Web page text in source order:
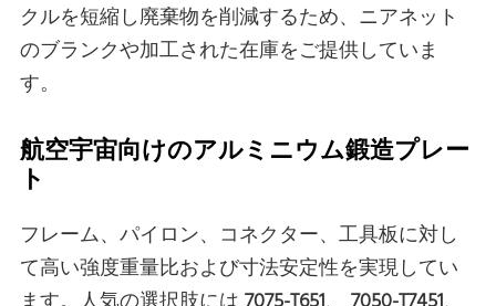
クルを短縮し廃棄物を削減するため、ニアネット
のブランクや加工された在庫をご提供していま
す。
航空宇宙向けのアルミニウム鍛造プレー
ト
フレーム、パイロン、コネクター、工具板に対し
て高い強度重量比および寸法安定性を実現してい